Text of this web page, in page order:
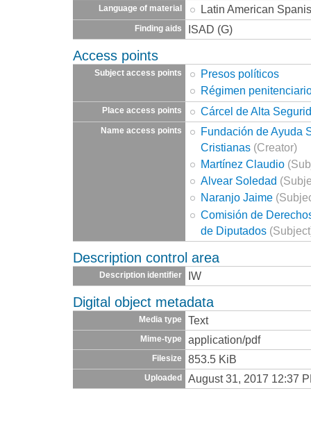
Language of material Latin American
Finding aids ISAD (G)
Access points
Subject access points
Presos políticos
Régimen
Place access points Cárcel de Alta
Name access points
Fundación de Ayuda
Cristianas (Creator)
Martínez Claudio
Alvear Soledad
Naranjo Jaime
Comisión de
de Diputados
Description control area
Description identifier IW
Digital object metadata
Media type Text
Mime-type application/pdf
Filesize 853.5 KiB
Uploaded August 31, 2017 12:37